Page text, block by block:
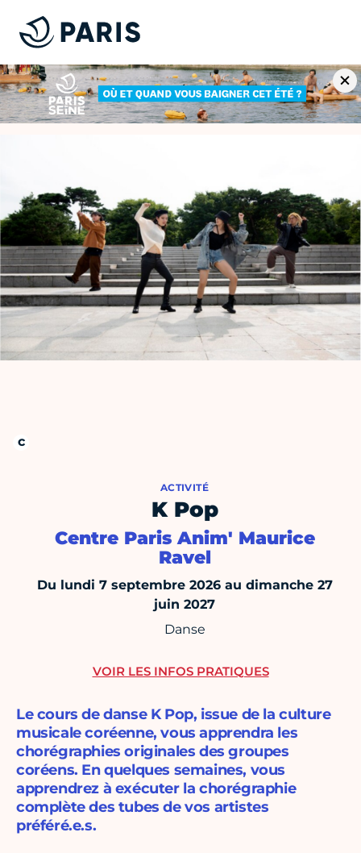
ACTIVITÉ
K Pop
Centre Paris Anim' Maurice
Ravel
Du lundi 7 septembre 2026 au dimanche 27
juin 2027
Danse
Le cours de danse K Pop, issue de la culture
musicale coréenne, vous apprendra les
chorégraphies originales des groupes
coréens. En quelques semaines, vous
apprendrez à exécuter la chorégraphie
complète des tubes de vos artistes
préféré.e.s.
VOIR LES INFOS PRATIQUES